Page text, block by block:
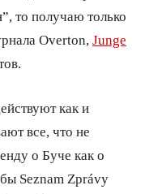
то получаю только
Overton,
Junge
как и
все, что не
о Буче как о
Seznam Zprávy